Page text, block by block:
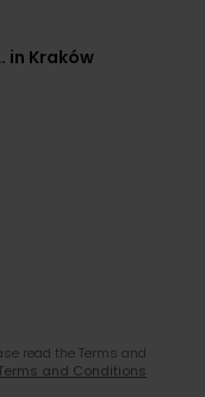
in Kraków
read the Terms and
and Conditions